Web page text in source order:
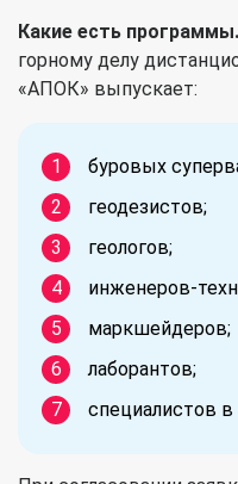
Какие есть программы.
горному делу
«АПОК» выпускает:
буровых
геодезистов;
геологов;
инженеров-
маркшейдеров;
лаборантов;
специалистов в